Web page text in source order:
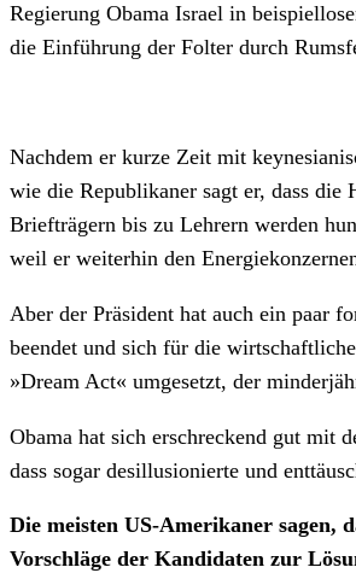
Regierung Obama Israel in
die Einführung der Folter durch
Nachdem er kurze Zeit mit
wie die Republikaner sagt er, dass
Briefträgern bis zu Lehrern werden
weil er weiterhin den
Aber der Präsident hat auch ein paar
beendet und sich für die
»Dream Act« umgesetzt, der
Obama hat sich erschreckend gut mit
dass sogar desillusionierte und
Die meisten US-Amerikaner sagen,
Vorschläge der Kandidaten zur